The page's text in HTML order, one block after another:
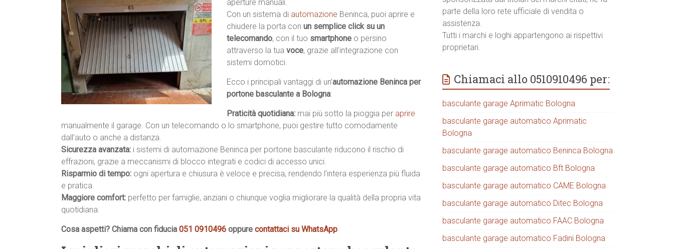
aperture manuali.
Con un sistema di automazione Beninca, puoi aprire e
chiudere la porta con un semplice click su un
telecomando, con il tuo smartphone o persino
attraverso la tua voce, grazie all’integrazione con
sistemi domotici.
Ecco i principali vantaggi di un’automazione Beninca per
portone basculante a Bologna:
Praticità quotidiana: mai più sotto la pioggia per aprire
manualmente il garage. Con un telecomando o lo smartphone, puoi gestire tutto comodamente
dall’auto o anche a distanza.
Sicurezza avanzata: i sistemi di automazione Beninca per portone basculante riducono il rischio di
effrazioni, grazie a meccanismi di blocco integrati e codici di accesso unici.
Risparmio di tempo: ogni apertura e chiusura è veloce e precisa, rendendo l’intera esperienza più fluida
e pratica.
Maggiore comfort: perfetto per famiglie, anziani o chiunque voglia migliorare la qualità della propria vita
quotidiana.
Cosa aspetti? Chiama con fiducia 051 0910496 oppure contattaci su WhatsApp
parte della loro rete ufficiale di vendita o
assistenza.
Tutti i marchi e loghi appartengono ai rispettivi
proprietari.
Chiamaci allo 0510910496 per:
basculante garage Aprimatic Bologna
basculante garage automatico Aprimatic
Bologna
basculante garage automatico Beninca Bologna
basculante garage automatico Bft Bologna
basculante garage automatico CAME Bologna
basculante garage automatico Ditec Bologna
basculante garage automatico FAAC Bologna
basculante garage automatico Fadini Bologna